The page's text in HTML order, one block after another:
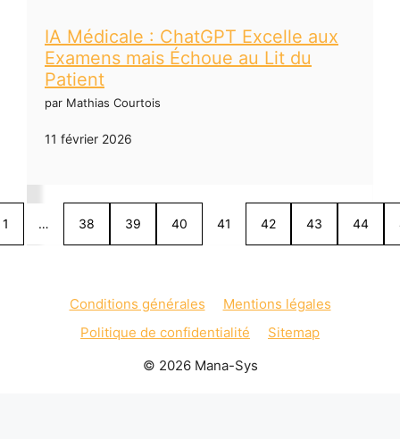
IA Médicale : ChatGPT Excelle aux
Examens mais Échoue au Lit du
Patient
par Mathias Courtois
11 février 2026
1 … 38 39 40 41 42 43 44
Conditions générales
Mentions légales
Politique de confidentialité
Sitemap
© 2026 Mana-Sys